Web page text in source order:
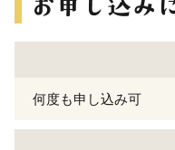
何度も申し込み可